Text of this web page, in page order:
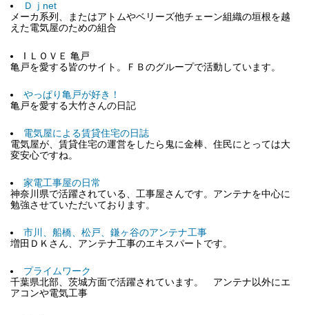
Ｄｊnet
メーカ系列、またはアトムやベリーズ他チェーン組織の垣根を越
えた電気屋のための組合
I ＬＯＶＥ 亀戸
亀戸を愛する皆のサイト。ＦＢのグループで活動しています。
やっぱり亀戸が好き！
亀戸を愛する大竹さんの日記
電気屋による賃貸住宅の日誌
電気屋が、賃貸住宅の運営をしたら鬼に金棒、住民にとっては大
変安心ですね。
家電工事屋の日常
神奈川県で活躍されている、工事屋さんです。アンテナを中心に
勉強させていただいております。
市川、船橋、松戸、鎌ヶ谷のアンテナ工事
増田ＤＫさん、アンテナ工事のエキスパートです。
プライムワーク
千葉県北部、茨城方面で活躍されています。 アンテナ以外にエ
アコンや電気工事